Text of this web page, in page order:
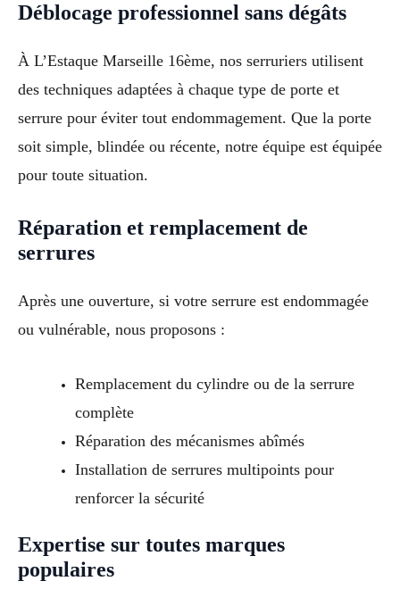
Déblocage professionnel sans dégâts
À L’Estaque Marseille 16ème, nos serruriers utilisent
des techniques adaptées à chaque type de porte et
serrure pour éviter tout endommagement. Que la porte
soit simple, blindée ou récente, notre équipe est équipée
pour toute situation.
Réparation et remplacement de
serrures
Après une ouverture, si votre serrure est endommagée
ou vulnérable, nous proposons :
Remplacement du cylindre ou de la serrure
complète
Réparation des mécanismes abîmés
Installation de serrures multipoints pour
renforcer la sécurité
Expertise sur toutes marques
populaires